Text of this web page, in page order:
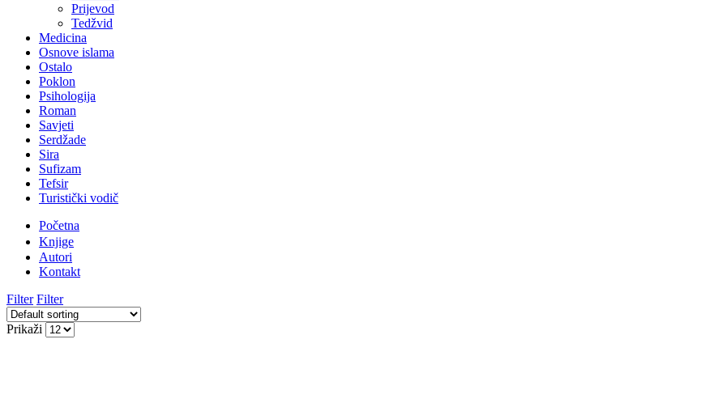
Prijevod
Tedžvid
Medicina
Osnove islama
Ostalo
Poklon
Psihologija
Roman
Savjeti
Serdžade
Sira
Sufizam
Tefsir
Turistički vodič
Početna
Knjige
Autori
Kontakt
Filter Filter
Prikaži